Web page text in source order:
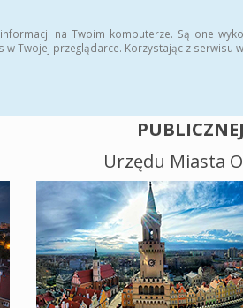
na Twoim komputerze. Są one
Twojej przeglądarce. Korzystając z serwisu
PUBLICZNEJ
Urzędu Miasta